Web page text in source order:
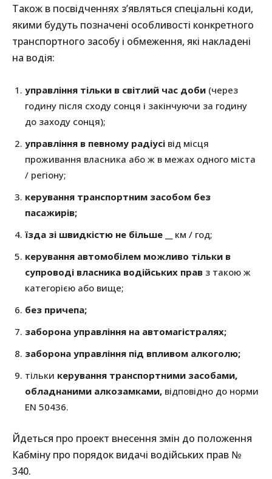
Також в посвідченнях з’являться спеціальні коди,
якими будуть позначені особливості конкретного
транспортного засобу і обмеження, які накладені
на водія:
управління тільки в світлий час доби (через
годину після сходу сонця і закінчуючи за годину
до заходу сонця);
управління в певному радіусі від місця
проживання власника або ж в межах одного міста
/ регіону;
керування транспортним засобом без
пасажирів;
їзда зі швидкістю не більше __ км / год;
керування автомобілем можливо тільки в
супроводі власника водійських прав з такою ж
категорією або вище;
без причепа;
заборона управління на автомагістралях;
заборона управління під впливом алкоголю;
тільки керування транспортними засобами,
обладнаними алкозамками, відповідно до норми
EN 50436.
Йдеться про проект внесення змін до положення
Кабміну про порядок видачі водійських прав №
340.